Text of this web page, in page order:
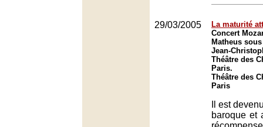
29/03/2005
La maturité
Concert
Matheus
Jean-
Théâtre des
Paris.
Théâtre des
Paris
Il est
baroque et